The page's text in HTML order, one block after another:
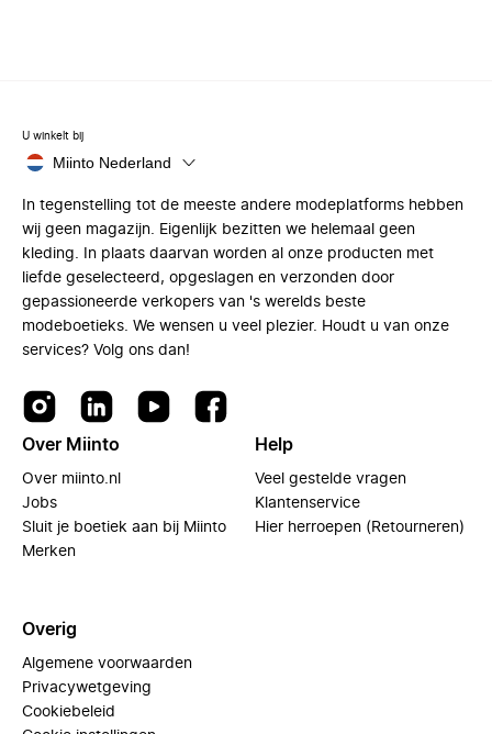
U winkelt bij
Miinto Nederland
In tegenstelling tot de meeste andere modeplatforms hebben
wij geen magazijn. Eigenlijk bezitten we helemaal geen
kleding. In plaats daarvan worden al onze producten met
liefde geselecteerd, opgeslagen en verzonden door
gepassioneerde verkopers van 's werelds beste
modeboetieks. We wensen u veel plezier. Houdt u van onze
services? Volg ons dan!
Over Miinto
Over miinto.nl
Jobs
Sluit je boetiek aan bij Miinto
Merken
Help
Veel gestelde vragen
Klantenservice
Hier herroepen (Retourneren)
Overig
Algemene voorwaarden
Privacywetgeving
Cookiebeleid